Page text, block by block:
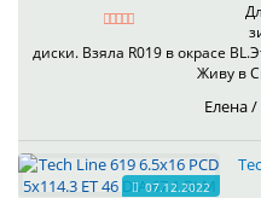
диски. Взяла R019 в окрасе
Живу в
Елена /
07.12.2022